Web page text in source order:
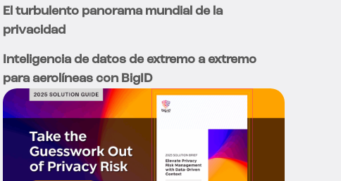
El turbulento panorama mundial de la
privacidad
Inteligencia de datos de extremo a extremo
para aerolíneas con BigID